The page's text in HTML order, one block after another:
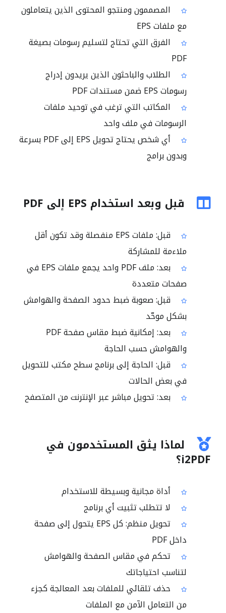
المصممون ومنتجو المحتوى الذين يتعاملون
مع ملفات EPS
الفرق التي تحتاج لتسليم رسومات بصيغة
PDF
الطلاب والباحثون الذين يريدون إدراج
رسومات EPS ضمن مستندات PDF
المكاتب التي ترغب في توحيد ملفات
الرسومات في ملف واحد
أي شخص يحتاج تحويل EPS إلى PDF بسرعة
وبدون برامج
قبل وبعد استخدام EPS إلى PDF
قبل: ملفات EPS منفصلة وقد تكون أقل
ملاءمة للمشاركة
بعد: ملف PDF واحد يجمع ملفات EPS في
صفحات متعددة
قبل: صعوبة ضبط حدود الصفحة والهوامش
بشكل موحّد
بعد: إمكانية ضبط مقاس صفحة PDF
والهوامش حسب الحاجة
قبل: الحاجة إلى برنامج سطح مكتب للتحويل
في بعض الحالات
بعد: تحويل مباشر عبر الإنترنت من المتصفح
لماذا يثق المستخدمون في
i2PDF؟
أداة مجانية وبسيطة للاستخدام
لا تتطلب تثبيت أي برنامج
تحويل منظم: كل EPS يتحول إلى صفحة
داخل PDF
تحكم في مقاس الصفحة والهوامش
لتناسب احتياجاتك
حذف تلقائي للملفات بعد المعالجة كجزء
من التعامل الآمن مع الملفات